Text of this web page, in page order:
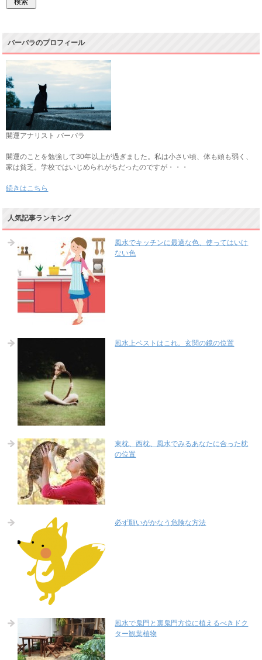
バーバラのプロフィール
開運アナリスト バーバラ
開運のことを勉強して30年以上が過ぎました。私は小さい頃、体も頭も弱く、
家は貧乏。学校ではいじめられがちだったのですが・・・
続きはこちら
人気記事ランキング
風水でキッチンに最適な色、使ってはいけ
ない色
風水上ベストはこれ。玄関の鏡の位置
東枕、西枕、風水でみるあなたに合った枕
の位置
必ず願いがかなう危険な方法
風水で鬼門と裏鬼門方位に植えるべきドク
ター観葉植物